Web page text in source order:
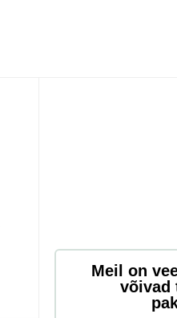
Meil on
võivad